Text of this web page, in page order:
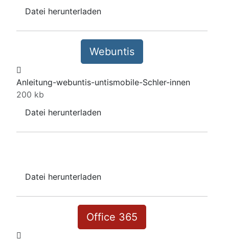
Datei herunterladen
Webuntis
Anleitung-webuntis-untismobile-Schler-innen
200 kb
Datei herunterladen
Datei herunterladen
Office 365